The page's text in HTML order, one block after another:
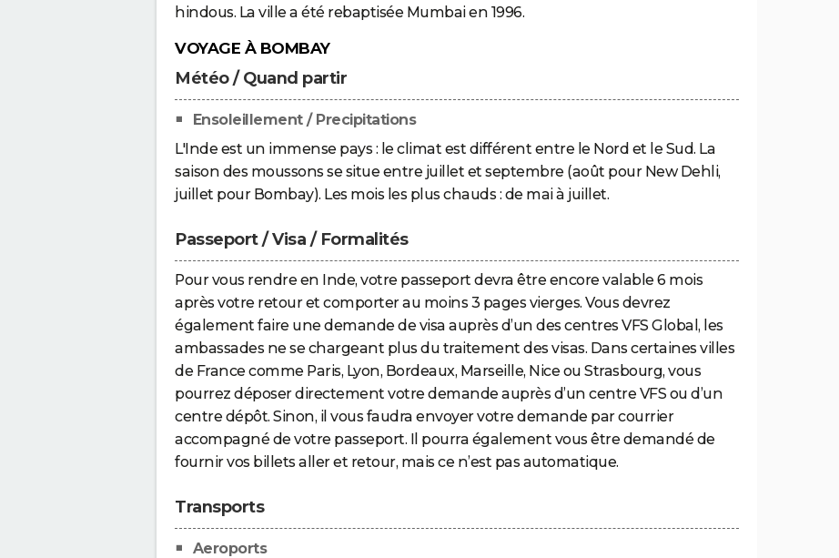
hindous. La ville a été rebaptisée Mumbai en 1996.
VOYAGE À BOMBAY
Météo / Quand partir
Ensoleillement / Precipitations
L'Inde est un immense pays : le climat est différent entre le Nord et le Sud. La
saison des moussons se situe entre juillet et septembre (août pour New Dehli,
juillet pour Bombay). Les mois les plus chauds : de mai à juillet.
Passeport / Visa / Formalités
Pour vous rendre en Inde, votre passeport devra être encore valable 6 mois
après votre retour et comporter au moins 3 pages vierges. Vous devrez
également faire une demande de visa auprès d’un des centres VFS Global, les
ambassades ne se chargeant plus du traitement des visas. Dans certaines villes
de France comme Paris, Lyon, Bordeaux, Marseille, Nice ou Strasbourg, vous
pourrez déposer directement votre demande auprès d’un centre VFS ou d’un
centre dépôt. Sinon, il vous faudra envoyer votre demande par courrier
accompagné de votre passeport. Il pourra également vous être demandé de
fournir vos billets aller et retour, mais ce n’est pas automatique.
Transports
Aeroports